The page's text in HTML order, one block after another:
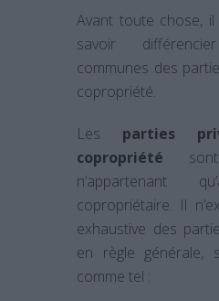
Avant toute chose,
savoir
communes des
copropriété.
Les parties
copropriété
n’appartenant
copropriétaire. Il
exhaustive des
en règle générale,
comme tel :